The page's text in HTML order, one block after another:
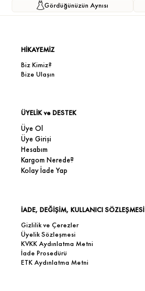
Gördüğünüzün Aynısı
HİKAYEMİZ
Biz Kimiz?
Bize Ulaşın
ÜYELİK ve DESTEK
Üye Ol
Üye Girişi
Hesabım
Kargom Nerede?
Kolay İade Yap
İADE, DEĞİŞİM, KULLANICI SÖZLEŞMESİ
Gizlilik ve Çerezler
Üyelik Sözleşmesi
KVKK Aydınlatma Metni
İade Prosedürü
ETK Aydınlatma Metni